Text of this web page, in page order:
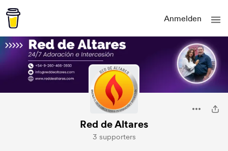
Anmelden
Red de Altares
3 supporters